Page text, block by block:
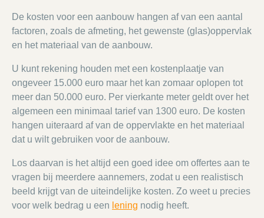
De kosten voor een aanbouw hangen af van een aantal
factoren, zoals de afmeting, het gewenste (glas)oppervlak
en het materiaal van de aanbouw.
U kunt rekening houden met een kostenplaatje van
ongeveer 15.000 euro maar het kan zomaar oplopen tot
meer dan 50.000 euro. Per vierkante meter geldt over het
algemeen een minimaal tarief van 1300 euro. De kosten
hangen uiteraard af van de oppervlakte en het materiaal
dat u wilt gebruiken voor de aanbouw.
Los daarvan is het altijd een goed idee om offertes aan te
vragen bij meerdere aannemers, zodat u een realistisch
beeld krijgt van de uiteindelijke kosten. Zo weet u precies
voor welk bedrag u een lening nodig heeft.